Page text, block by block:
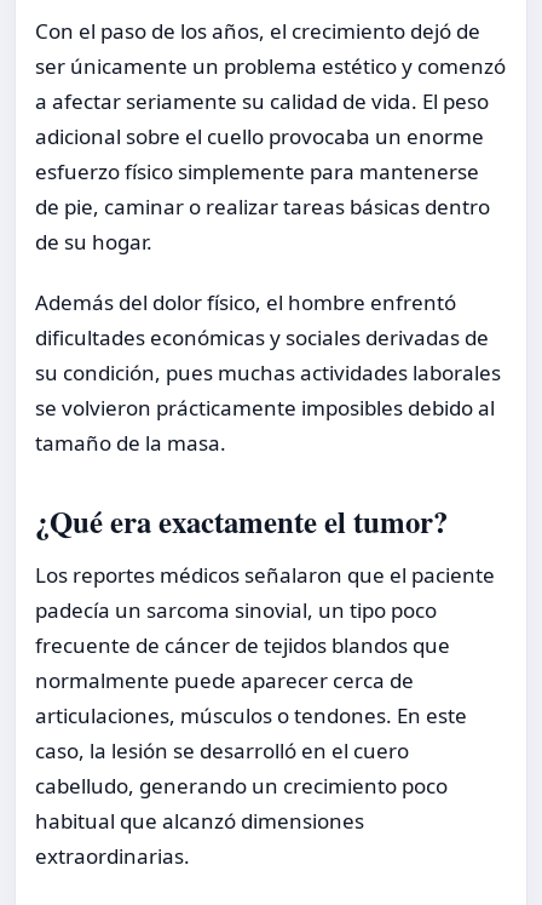
Con el paso de los años, el crecimiento dejó de
ser únicamente un problema estético y comenzó
a afectar seriamente su calidad de vida. El peso
adicional sobre el cuello provocaba un enorme
esfuerzo físico simplemente para mantenerse
de pie, caminar o realizar tareas básicas dentro
de su hogar.
Además del dolor físico, el hombre enfrentó
dificultades económicas y sociales derivadas de
su condición, pues muchas actividades laborales
se volvieron prácticamente imposibles debido al
tamaño de la masa.
¿Qué era exactamente el tumor?
Los reportes médicos señalaron que el paciente
padecía un sarcoma sinovial, un tipo poco
frecuente de cáncer de tejidos blandos que
normalmente puede aparecer cerca de
articulaciones, músculos o tendones. En este
caso, la lesión se desarrolló en el cuero
cabelludo, generando un crecimiento poco
habitual que alcanzó dimensiones
extraordinarias.